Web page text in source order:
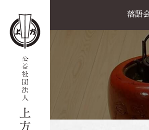
落語
公演
天満天
喜
島之
協力